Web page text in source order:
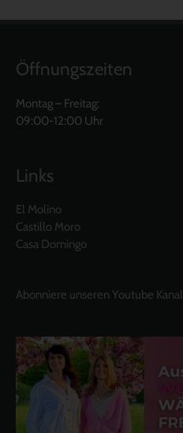
Öffnungszeiten
Montag – Freitag:
09:00-12:00 Uhr
Links
El Molino
Castillo Moro
Casa Domingo
Abonniere unseren Youtube Kanal